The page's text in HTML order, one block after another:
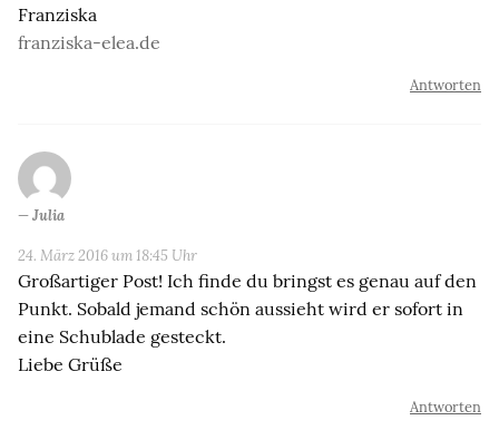
Franziska
franziska-elea.de
Antworten
Julia
24. März 2016 um 18:45 Uhr
Großartiger Post! Ich finde du bringst es genau auf den
Punkt. Sobald jemand schön aussieht wird er sofort in
eine Schublade gesteckt.
Liebe Grüße
Antworten